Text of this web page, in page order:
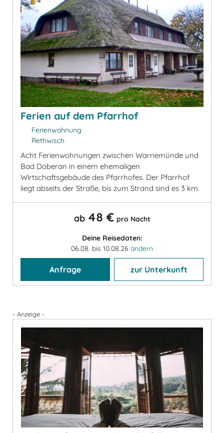
Ferien auf dem Pfarrhof
Ferienwohnung
Rethwisch
Acht Ferienwohnungen zwischen Warnemünde und
Bad Doberan in einem ehemaligen
Wirtschaftsgebäude des Pfarrhofes. Der Pfarrhof
liegt abseits der Straße, bis zum Strand sind es 3 km.
ab 48 € pro Nacht
Deine Reisedaten:
06.08. bis 10.08.26 ändern
Anfrage zur Unterkunft
- Anzeige -